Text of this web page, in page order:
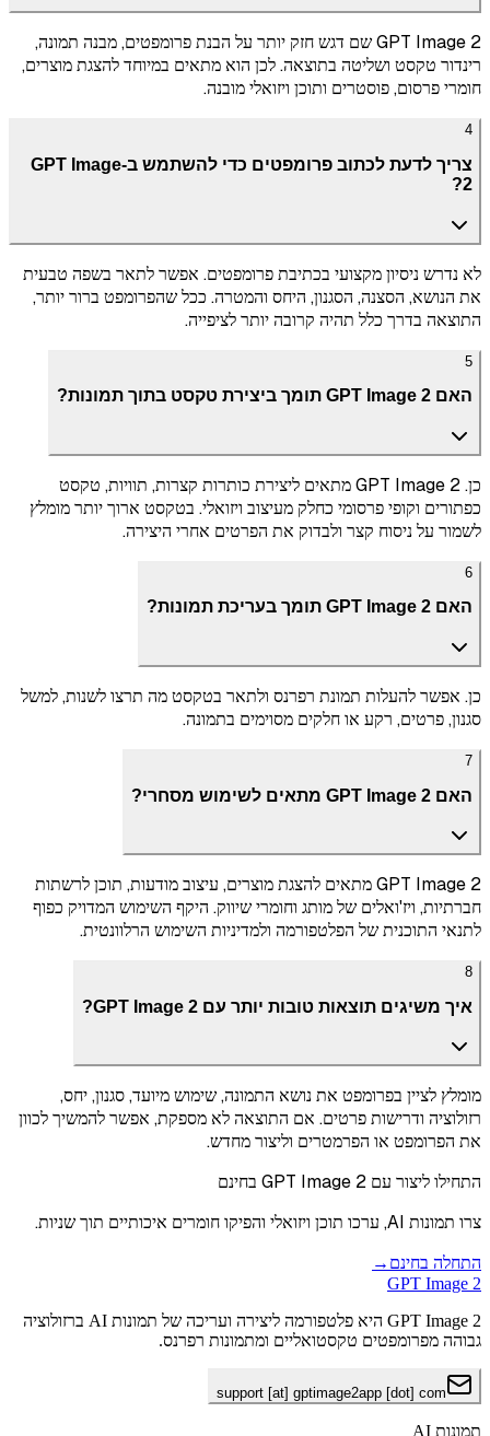
GPT Image 2 שם דגש חזק יותר על הבנת פרומפטים, מבנה תמונה,
רינדור טקסט ושליטה בתוצאה. לכן הוא מתאים במיוחד להצגת מוצרים,
חומרי פרסום, פוסטרים ותוכן ויזואלי מובנה.
4
צריך לדעת לכתוב פרומפטים כדי להשתמש ב-GPT Image
2?
לא נדרש ניסיון מקצועי בכתיבת פרומפטים. אפשר לתאר בשפה טבעית
את הנושא, הסצנה, הסגנון, היחס והמטרה. ככל שהפרומפט ברור יותר,
התוצאה בדרך כלל תהיה קרובה יותר לציפייה.
5
האם GPT Image 2 תומך ביצירת טקסט בתוך תמונות?
כן. GPT Image 2 מתאים ליצירת כותרות קצרות, תוויות, טקסט
כפתורים וקופי פרסומי כחלק מעיצוב ויזואלי. בטקסט ארוך יותר מומלץ
לשמור על ניסוח קצר ולבדוק את הפרטים אחרי היצירה.
6
האם GPT Image 2 תומך בעריכת תמונות?
כן. אפשר להעלות תמונת רפרנס ולתאר בטקסט מה תרצו לשנות, למשל
סגנון, פרטים, רקע או חלקים מסוימים בתמונה.
7
האם GPT Image 2 מתאים לשימוש מסחרי?
GPT Image 2 מתאים להצגת מוצרים, עיצוב מודעות, תוכן לרשתות
חברתיות, ויז'ואלים של מותג וחומרי שיווק. היקף השימוש המדויק כפוף
לתנאי התוכנית של הפלטפורמה ולמדיניות השימוש הרלוונטית.
8
איך משיגים תוצאות טובות יותר עם GPT Image 2?
מומלץ לציין בפרומפט את נושא התמונה, שימוש מיועד, סגנון, יחס,
רזולוציה ודרישות פרטים. אם התוצאה לא מספקת, אפשר להמשיך לכוון
את הפרומפט או הפרמטרים וליצור מחדש.
התחילו ליצור עם GPT Image 2 בחינם
צרו תמונות AI, ערכו תוכן ויזואלי והפיקו חומרים איכותיים תוך שניות.
התחלה בחינם→
GPT Image 2
GPT Image 2 היא פלטפורמה ליצירה ועריכה של תמונות AI ברזולוציה
גבוהה מפרומפטים טקסטואליים ומתמונות רפרנס.
support [at] gptimage2app [dot] com
תמונות AI